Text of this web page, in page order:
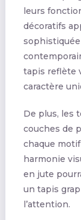
leurs
décoratifs
sophistiquée
tapis reflète
caractère
De plus, les
couches de
chaque
harmonie
en jute
un tapis
l’attention.